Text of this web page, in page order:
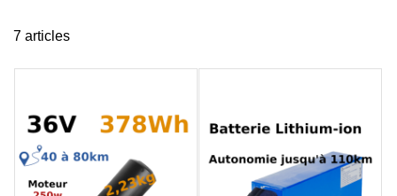
7 articles